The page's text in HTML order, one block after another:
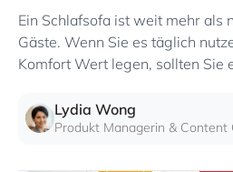
Ein Schlafsofa ist weit mehr als
Gäste. Wenn Sie es täglich
Komfort Wert legen, sollten Sie
Lydia Wong
Produkt Managerin & Content